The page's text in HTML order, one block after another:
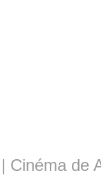
| Cinéma de